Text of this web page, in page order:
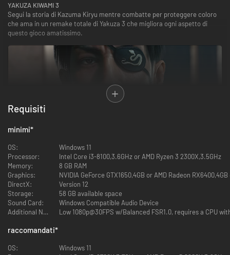
YAKUZA KIWAMI 3
Segui la storia di Kazuma Kiryu mentre combatte per proteggere coloro
che ama in un remake totale di Yakuza 3 che migliora ogni aspetto di
questo gioco amatissimo.
Le vie di Okinawa e Tokyo prendono vita con dettagli incredibili e un
sistema di combattimento rinnovato che porta le brutali risse a un livello
superiore. Nuove scene aggiungono più profondità ed emozione alla
storia tanto amata, con nuove esperienze aggiuntive che ti fanno
immergere come mai prima.
Requisiti
minimi*
OS:
Windows 11
Processor:
Intel Core i3-8100,3.6GHz or AMD Ryzen 3 2300X,3.5GHz
Memory:
8 GB RAM
Graphics:
NVIDIA GeForce GTX1650,4GB or AMD Radeon
DirectX:
Version 12
Storage:
58 GB available space
Sound Card:
Windows Compatible Audio Device
Additional Notes:
Low 1080p@30FPS w/Balanced FSR1.0, requires a CPU
raccomandati*
OS:
Windows 11